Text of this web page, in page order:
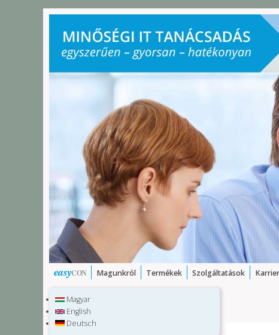
Ugrás a tartalomra
easyCON Magunkról Termékek Szolgáltatások Karrier
Magyar
English
Deutsch